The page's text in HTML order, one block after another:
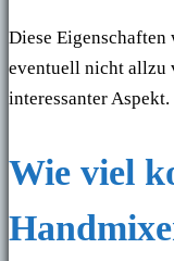
Diese
eventuell nicht allzu
interessanter Aspekt.
Wie viel